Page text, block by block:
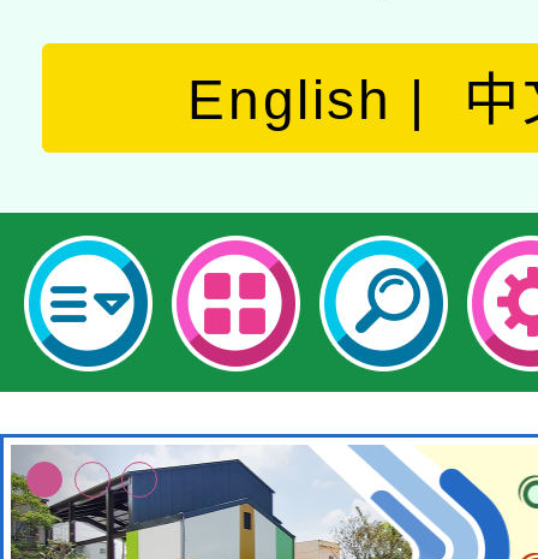
English 中